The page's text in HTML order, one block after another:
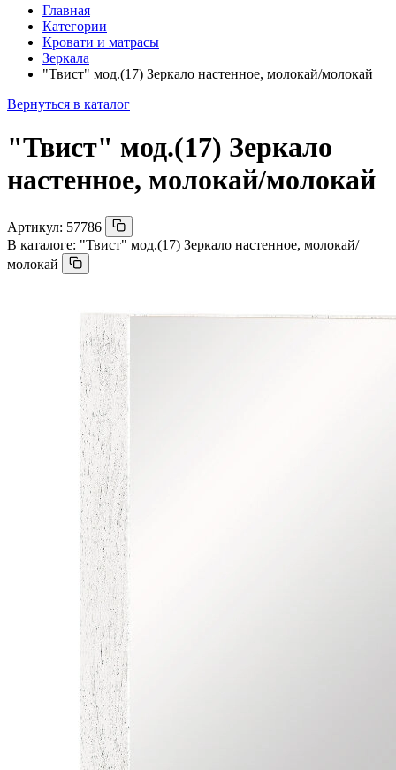
Главная
Категории
Кровати и матрасы
Зеркала
"Твист" мод.(17) Зеркало настенное, молокай/молокай
Вернуться в каталог
"Твист" мод.(17) Зеркало
настенное, молокай/молокай
Артикул: 57786
В каталоге: "Твист" мод.(17) Зеркало настенное, молокай/
молокай